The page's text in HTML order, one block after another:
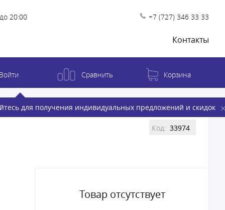
20:00 +7 (727) 346 33 33
Контакты
Войти
для получения индивидуальных предложений и скидок
Сравнить Корзина
Код: 33974
Товар отсутствует